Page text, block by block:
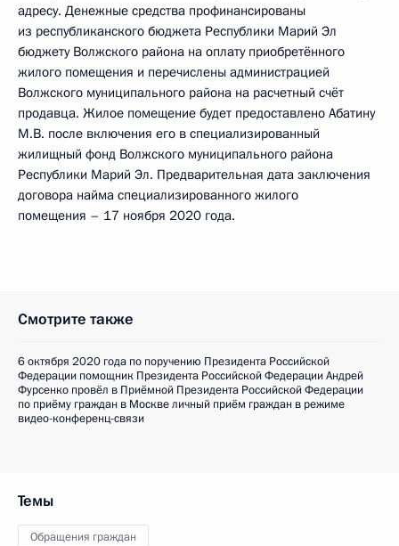
адресу. Денежные средства профинансированы
из республиканского бюджета Республики Марий Эл
бюджету Волжского района на оплату приобретённого
жилого помещения и перечислены администрацией
Волжского муниципального района на расчетный счёт
продавца. Жилое помещение будет предоставлено Абатину
М.В. после включения его в специализированный
жилищный фонд Волжского муниципального района
Республики Марий Эл. Предварительная дата заключения
договора найма специализированного жилого
помещения – 17 ноября 2020 года.
Смотрите также
6 октября 2020 года по поручению Президента Российской
Федерации помощник Президента Российской Федерации Андрей
Фурсенко провёл в Приёмной Президента Российской Федерации
по приёму граждан в Москве личный приём граждан в режиме
видео-конференц-связи
Темы
Обращения граждан